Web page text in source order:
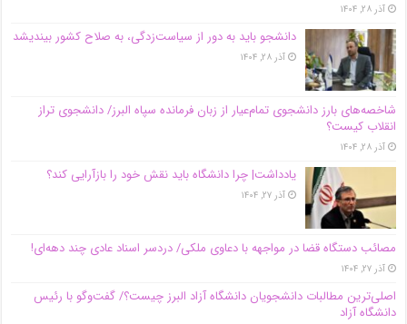
آذر ۲۸, ۱۴۰۴
دانشجو باید به دور از سیاست‌زدگی، به صلاح کشور بیندیشد
آذر ۲۸, ۱۴۰۴
شاخصه‌های بارز دانشجوی تمام‌عیار از زبان فرمانده سپاه البرز/ دانشجوی تراز
انقلاب کیست؟
آذر ۲۸, ۱۴۰۴
یادداشت| چرا دانشگاه باید نقش خود را بازآرایی کند؟
آذر ۲۷, ۱۴۰۴
مصائب دستگاه قضا در مواجهه با دعاوی ملکی/ دردسر اسناد عادی چند‌ دهه‌ای!
آذر ۲۷, ۱۴۰۴
اصلی‌ترین مطالبات دانشجویان دانشگاه آزاد البرز چیست؟/ گفت‌وگو با رئیس
دانشگاه آز‌اد